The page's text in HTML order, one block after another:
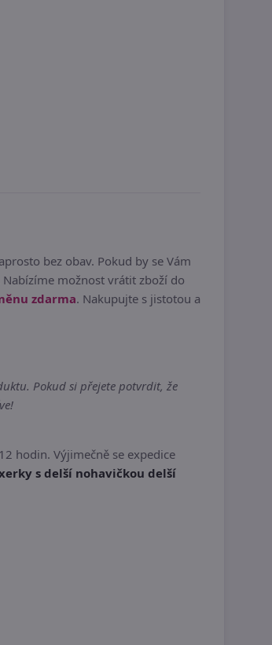
bez obav. Pokud by se Vám
možnost vrátit zboží do
zdarma. Nakupujte s jistotou a
Pokud si přejete potvrdit, že
hodin. Výjimečně se expedice
s delší nohavičkou delší